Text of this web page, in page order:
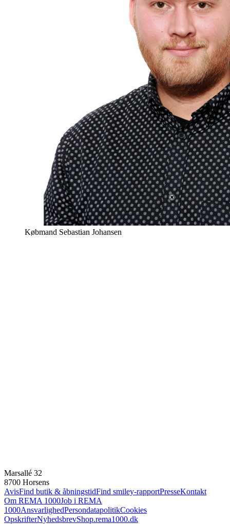
Købmand Sebastian Johansen
Marsallé 32
8700 Horsens
AvisFind butik & åbningstidFind smiley-rapportPresseKontakt
Om REMA 1000Job i REMA
1000AnsvarlighedPersondatapolitikCookies
OpskrifterNyhedsbrevShop.rema1000.dk